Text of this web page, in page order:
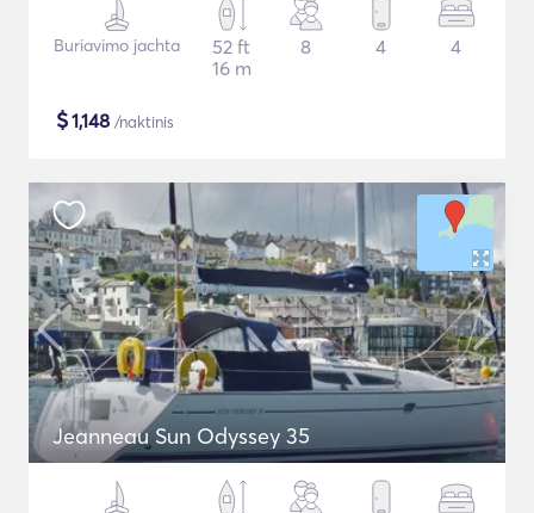
Buriavimo jachta
52 ft
16 m
8 4 4
$1,148 /naktinis
Jeanneau Sun Odyssey 35